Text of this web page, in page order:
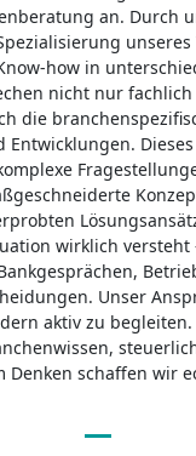
an. Durch
how in
nicht nur
die
Entwicklungen.
wirklich versteht
Unser
aktiv zu
Denken schaffen wir